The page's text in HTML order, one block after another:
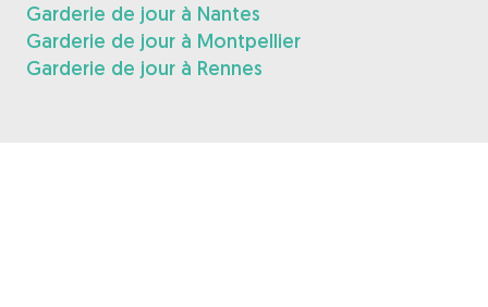
Garderie de jour à Nantes
Garderie de jour à Montpellier
Garderie de jour à Rennes